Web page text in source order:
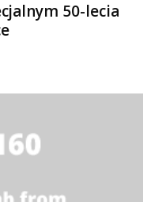
50-lecia